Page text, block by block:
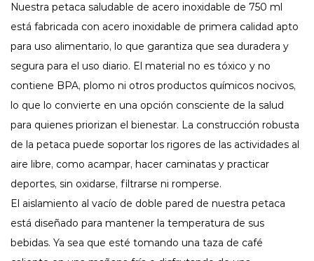
Nuestra petaca saludable de acero inoxidable de 750 ml
está fabricada con acero inoxidable de primera calidad apto
para uso alimentario, lo que garantiza que sea duradera y
segura para el uso diario. El material no es tóxico y no
contiene BPA, plomo ni otros productos químicos nocivos,
lo que lo convierte en una opción consciente de la salud
para quienes priorizan el bienestar. La construcción robusta
de la petaca puede soportar los rigores de las actividades al
aire libre, como acampar, hacer caminatas y practicar
deportes, sin oxidarse, filtrarse ni romperse.
El aislamiento al vacío de doble pared de nuestra petaca
está diseñado para mantener la temperatura de sus
bebidas. Ya sea que esté tomando una taza de café